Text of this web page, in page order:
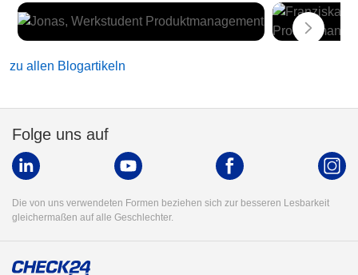
zu allen Blogartikeln
Folge uns auf
Die von uns verwendeten Formen beziehen sich zur besseren Lesbarkeit
gleichermaßen auf alle Geschlechter.